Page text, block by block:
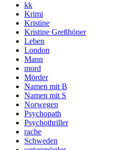
kk
Krimi
Kristine
Kristine Greßhöner
Leben
London
Mann
mord
Mörder
Namen mit B
Namen mit S
Norwegen
Psychopath
Psychothriller
rache
Schweden